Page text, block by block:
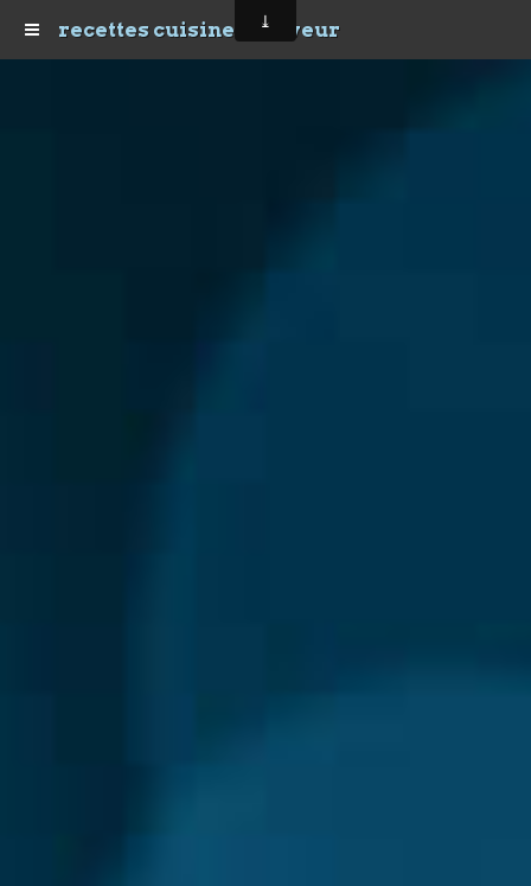
recettes cuisine et saveur